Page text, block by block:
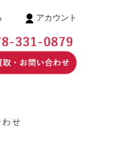
アカウント
せ